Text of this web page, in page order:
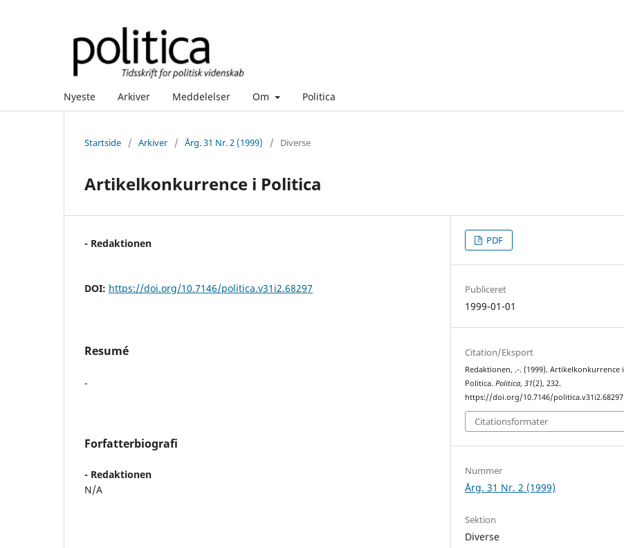
Nyeste Arkiver Meddelelser Om Politica
Startside / Arkiver / Årg. 31 Nr. 2 (1999) / Diverse
Artikelkonkurrence i Politica
- Redaktionen
DOI: https://doi.org/10.7146/politica.v31i2.68297
Resumé
-
Forfatterbiografi
- Redaktionen
N/A
PDF
Publiceret
1999-01-01
Citation/Eksport
Redaktionen, .-. (1999). Artikelkonkurrence i
Politica.Politica,31(2), 232.
https://doi.org/10.7146/politica.v31i2.68297
Citationsformater
Nummer
Årg. 31 Nr. 2 (1999)
Sektion
Diverse